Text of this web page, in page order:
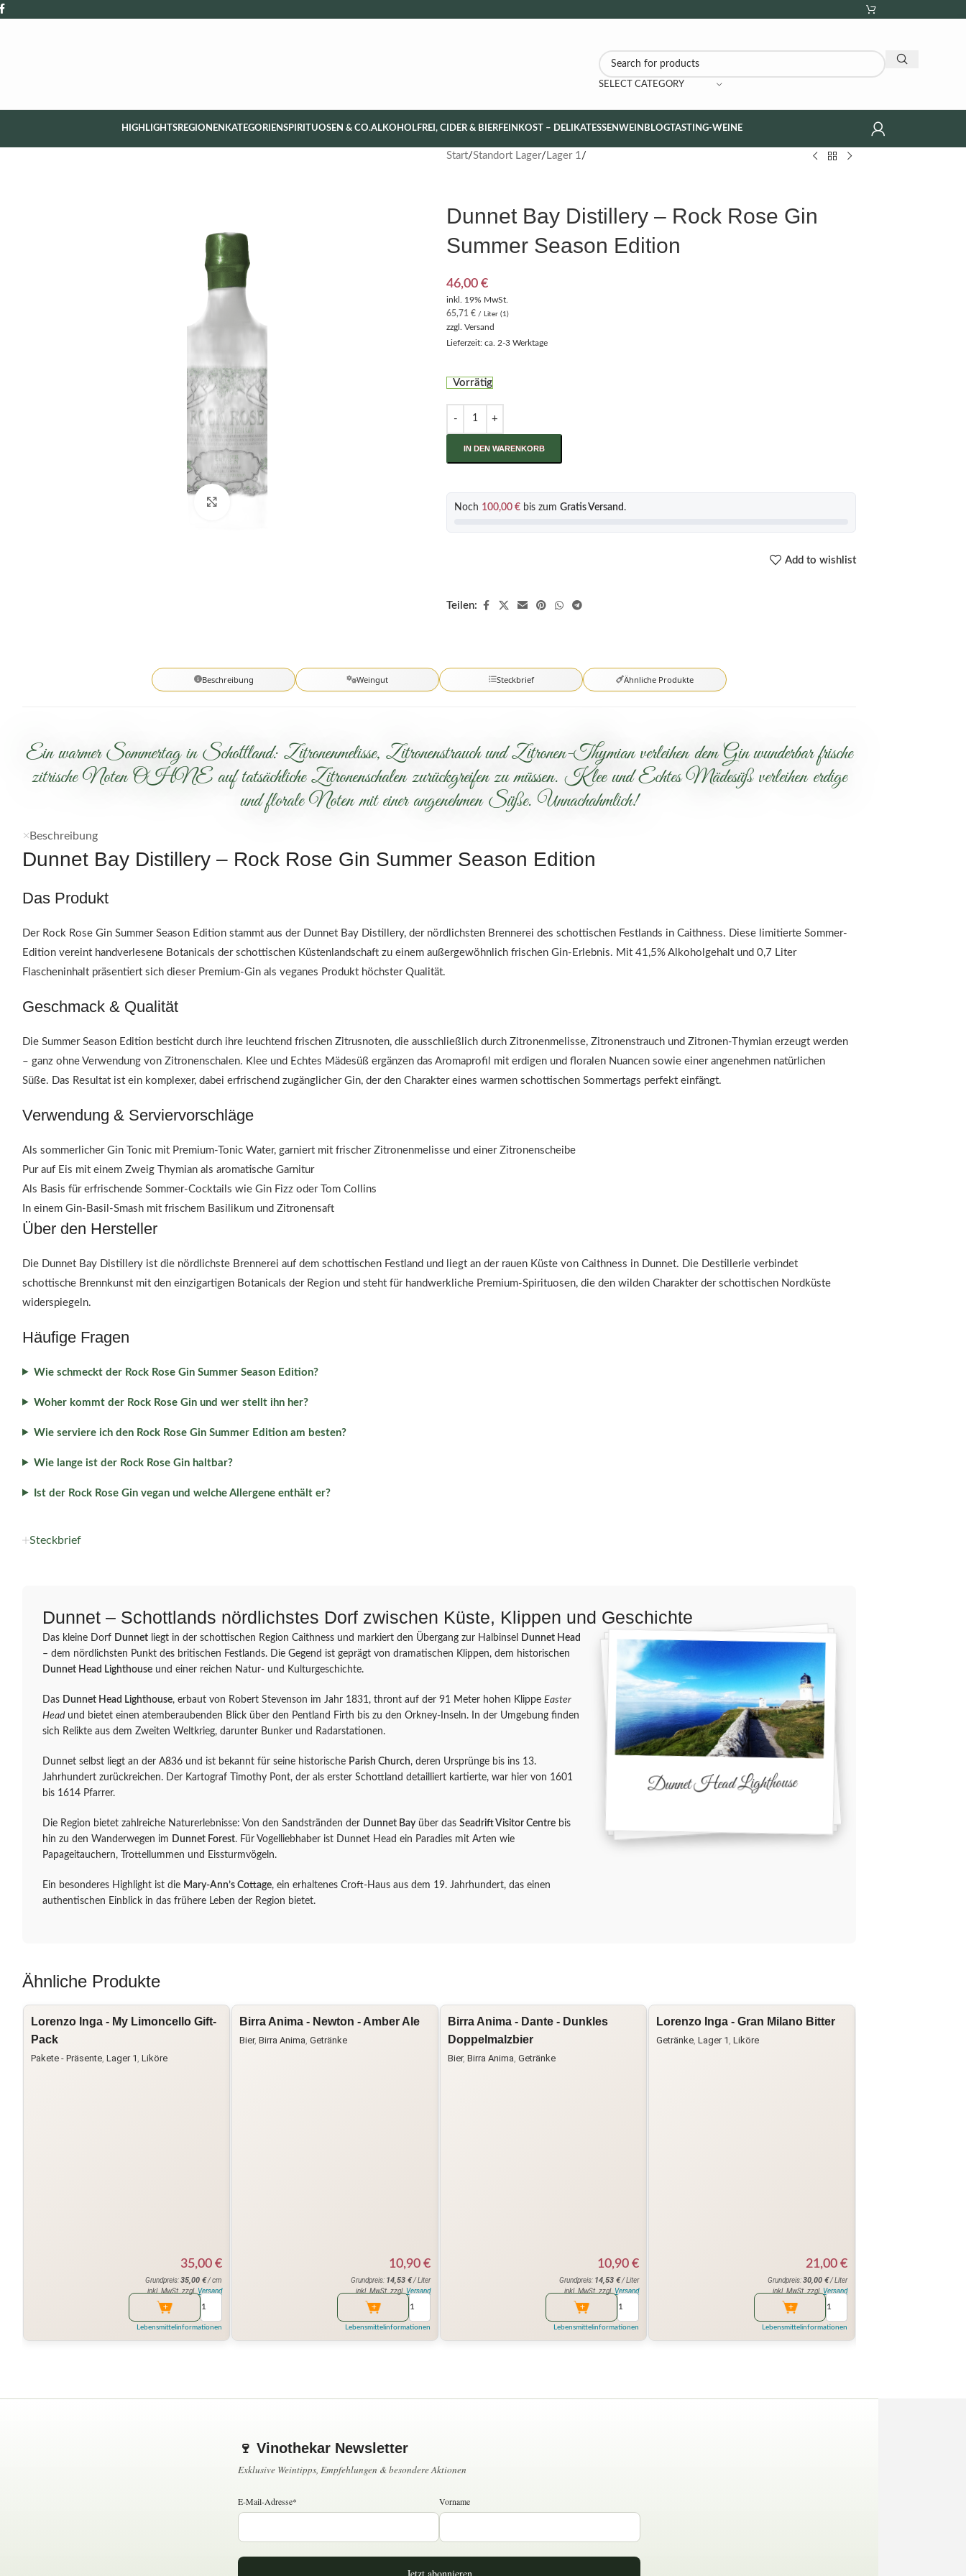
SELECT CATEGORY
HIGHLIGHTSREGIONEN KATEGORIENSPIRITUOSEN & CO.ALKOHOLFREI, CIDER & BIERFEINKOST – DELIKATESSENWEINBLOGTASTING-WEINE
Start Standort Lager Lager 1
Dunnet Bay Distillery – Rock Rose Gin
Summer Season Edition
46,00 €
inkl. 19% MwSt.
65,71 € / Liter (1)
zzgl. Versand
Lieferzeit: ca. 2-3 Werktage
Vorrätig
IN DEN WARENKORB
Noch 100,00 € bis zum Gratis Versand .
Add to wishlist
Teilen:
Beschreibung Weingut Steckbrief Ähnliche Produkte
Ein warmer Sommertag in Schottland: Zitronenmelisse, Zitronenstrauch und Zitronen-Thymian verleihen dem Gin wunderbar frische
zitrische Noten OHNE auf tatsächliche Zitronenschalen zurückgreifen zu müssen. Klee und Echtes Mädesüß verleihen erdige
und florale Noten mit einer angenehmen Süße. Unnachahmlich!
Beschreibung
Dunnet Bay Distillery – Rock Rose Gin Summer Season Edition
Das Produkt
Der Rock Rose Gin Summer Season Edition stammt aus der Dunnet Bay Distillery, der nördlichsten Brennerei des schottischen Festlands in Caithness. Diese limitierte Sommer-
Edition vereint handverlesene Botanicals der schottischen Küstenlandschaft zu einem außergewöhnlich frischen Gin-Erlebnis. Mit 41,5% Alkoholgehalt und 0,7 Liter
Flascheninhalt präsentiert sich dieser Premium-Gin als veganes Produkt höchster Qualität.
Geschmack & Qualität
Die Summer Season Edition besticht durch ihre leuchtend frischen Zitrusnoten, die ausschließlich durch Zitronenmelisse, Zitronenstrauch und Zitronen-Thymian erzeugt werden
– ganz ohne Verwendung von Zitronenschalen. Klee und Echtes Mädesüß ergänzen das Aromaprofil mit erdigen und floralen Nuancen sowie einer angenehmen natürlichen
Süße. Das Resultat ist ein komplexer, dabei erfrischend zugänglicher Gin, der den Charakter eines warmen schottischen Sommertags perfekt einfängt.
Verwendung & Serviervorschläge
Als sommerlicher Gin Tonic mit Premium-Tonic Water, garniert mit frischer Zitronenmelisse und einer Zitronenscheibe
Pur auf Eis mit einem Zweig Thymian als aromatische Garnitur
Als Basis für erfrischende Sommer-Cocktails wie Gin Fizz oder Tom Collins
In einem Gin-Basil-Smash mit frischem Basilikum und Zitronensaft
Über den Hersteller
Die Dunnet Bay Distillery ist die nördlichste Brennerei auf dem schottischen Festland und liegt an der rauen Küste von Caithness in Dunnet. Die Destillerie verbindet
schottische Brennkunst mit den einzigartigen Botanicals der Region und steht für handwerkliche Premium-Spirituosen, die den wilden Charakter der schottischen Nordküste
widerspiegeln.
Häufige Fragen
Wie schmeckt der Rock Rose Gin Summer Season Edition?
Woher kommt der Rock Rose Gin und wer stellt ihn her?
Wie serviere ich den Rock Rose Gin Summer Edition am besten?
Wie lange ist der Rock Rose Gin haltbar?
Ist der Rock Rose Gin vegan und welche Allergene enthält er?
Steckbrief
Dunnet – Schottlands nördlichstes Dorf zwischen Küste, Klippen und Geschichte
Das kleine Dorf Dunnet liegt in der schottischen Region Caithness und markiert den Übergang zur Halbinsel
Dunnet Head
– dem nördlichsten Punkt des britischen Festlands. Die Gegend ist geprägt von dramatischen Klippen, dem historischen
Dunnet Head Lighthouse und einer reichen Natur- und Kulturgeschichte.
Das Dunnet Head Lighthouse, erbaut von Robert Stevenson im Jahr 1831, thront auf der 91 Meter hohen Klippe Easter
Headund bietet einen atemberaubenden Blick über den Pentland Firth bis zu den Orkney-Inseln. In der Umgebung finden
sich Relikte aus dem Zweiten Weltkrieg, darunter Bunker und Radarstationen.
Dunnet selbst liegt an der A836 und ist bekannt für seine historische Parish Church, deren Ursprünge bis ins 13.
Jahrhundert zurückreichen. Der Kartograf Timothy Pont, der als erster Schottland detailliert kartierte, war hier von 1601
bis 1614 Pfarrer.
Die Region bietet zahlreiche Naturerlebnisse: Von den Sandstränden der Dunnet Bay über das Seadrift Visitor Centre bis
hin zu den Wanderwegen im Dunnet Forest. Für Vogelliebhaber ist Dunnet Head ein Paradies mit Arten wie
Papageitauchern, Trottellummen und Eissturmvögeln.
Ein besonderes Highlight ist die Mary-Ann’s Cottage, ein erhaltenes Croft-Haus aus dem 19. Jahrhundert, das einen
authentischen Einblick in das frühere Leben der Region bietet.
Dunnet Head Lighthouse
Ähnliche Produkte
Lorenzo Inga - My Limoncello Gift-
Pack
Pakete - Präsente Lager 1 Liköre
35,00 €
Grundpreis:35,00 €/ cm
inkl. MwSt. zzgl. Versand
Lebensmittelinformationen
Birra Anima - Newton - Amber Ale
Bier, Birra Anima Getränke
10,90 €
Grundpreis: 14,53 €/ Liter
inkl. MwSt. zzgl. Versand
Lebensmittelinformationen
Birra Anima - Dante - Dunkles
Doppelmalzbier
Bier, Birra Anima Getränke
10,90 €
Grundpreis: 14,53 €/ Liter
inkl. MwSt. zzgl. Versand
Lebensmittelinformationen
Lorenzo Inga - Gran Milano Bitter
Getränke Lager 1 Liköre
21,00 €
Grundpreis:30,00 €/ Liter
inkl. MwSt. zzgl. Versand
Lebensmittelinformationen
🍷 Vinothekar Newsletter
Exklusive Weintipps, Empfehlungen & besondere Aktionen
E-Mail-Adresse* Vorname
Jetzt abonnieren